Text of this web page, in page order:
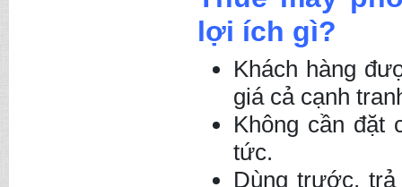
lợi ích gì?
Khách hàng
giá cả cạnh
Không cần đặt
tức.
Dùng trước, trả